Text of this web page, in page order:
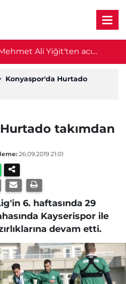
Ali Yiğit'ten acı
bulundu
Konyaspor'da Hurtado
takımdan
26.09.2019 21:01
6. haftasında 29
Kayserispor ile
devam etti.